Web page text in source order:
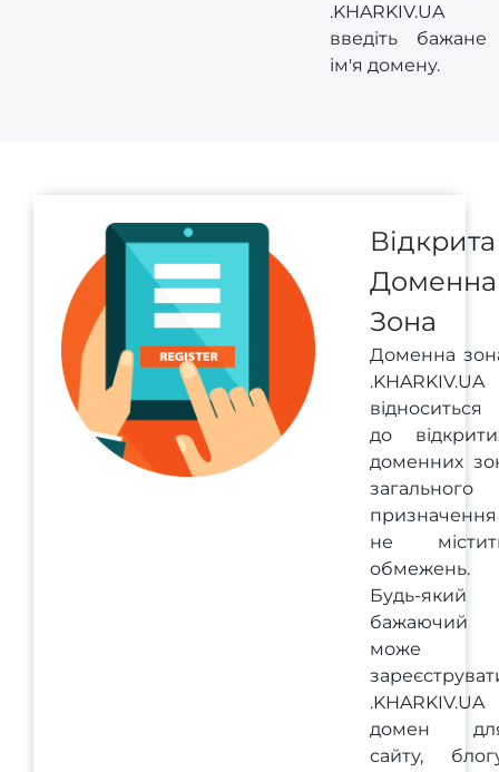
.KHARKIV.UA
введіть бажане
ім'я домену.
Відкрита
Доменна
Зона
Доменна
.KHARKIV.UA
відноситься
до
доменних
загального
призначення
не
обмежень.
Будь-який
бажаючий
може
.KHARKIV.UA
домен
сайту,